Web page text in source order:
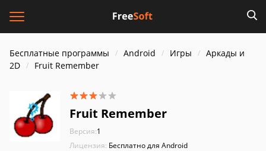
Бесплатные программы Android Игры
Аркады и
2D
Fruit Remember
Fruit Remember
Версия:1
Лицензия: Бесплатно для Android